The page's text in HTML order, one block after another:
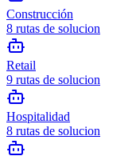
Construcción
8 rutas de solucion
Retail
9 rutas de solucion
Hospitalidad
8 rutas de solucion